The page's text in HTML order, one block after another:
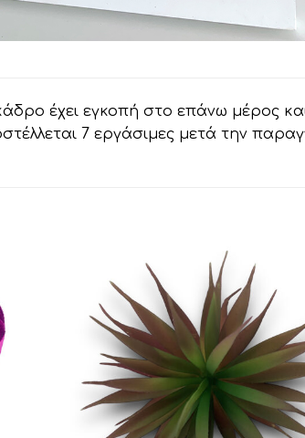
έχει εγκοπή στο επάνω μέρος
7 εργάσιμες μετά την